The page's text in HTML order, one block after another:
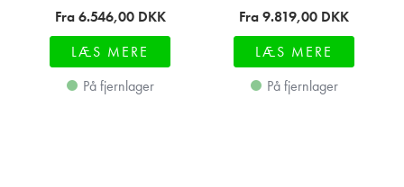
Fra 6.546,00 DKK
LÆS MERE
På fjernlager
Fra 9.819,00 DKK
LÆS MERE
På fjernlager